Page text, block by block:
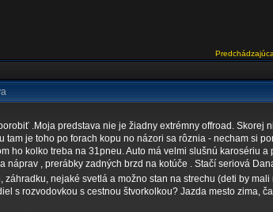
.Moja predstava nie je žiadny extrémny offroad. Skorej
je toho po forach kopu no názori sa rôznia - necham si
ho kolko treba na 31pneu. Auto má velmi slušnú karosériu a
, prerábky zadných brzd na kotúče . Stačí seriová
nejaké svetlá a možno stan na strechu (deti by mali
s rozvodovkou s cestnou štvorkolkou? Jazda mesto zima,